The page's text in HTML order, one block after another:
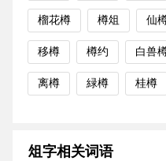
榴花樽 樽俎 仙
移樽 樽约 白兽
离樽 緑樽 桂樽
俎字相关词语